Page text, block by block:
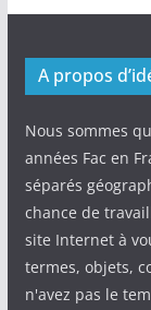
A propos
Nous sommes
années Fac en
séparés
chance de
site Internet à
termes, objets,
n'avez pas le